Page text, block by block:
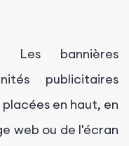
Les bannières
publicitaires
en haut, en
web ou de l'écran